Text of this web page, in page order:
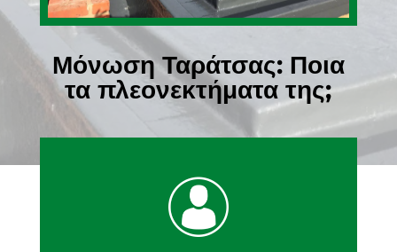
Μόνωση Ταράτσας: Ποια
τα πλεονεκτήματα της;